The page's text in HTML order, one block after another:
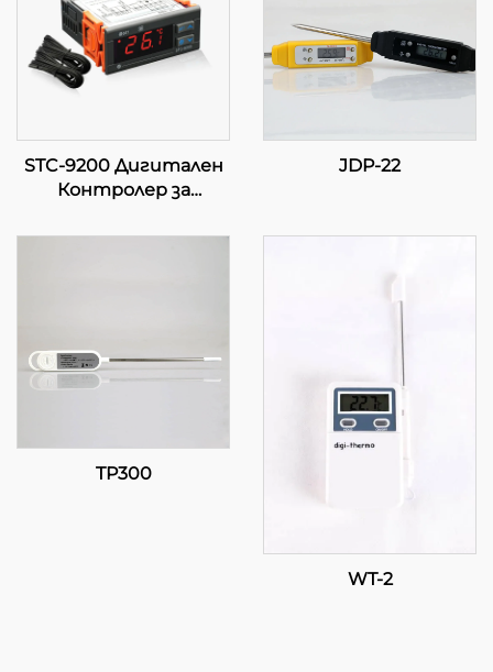
STC-9200 Дигитален
Контролер за
Напреден,
Коммерсиални
Приложения
JDP-22
TP300
WT-2